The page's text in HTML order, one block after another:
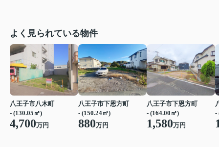
よく見られている物件
八王子市八木町
- (130.05㎡)
4,700万円
八王子市下恩方町
- (150.24㎡)
880万円
八王子市下恩方町
- (164.00㎡)
1,580万円
-